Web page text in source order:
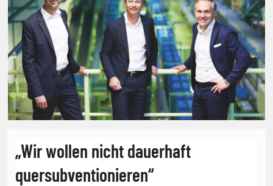
„Wir wollen nicht dauerhaft
quersubventionieren“